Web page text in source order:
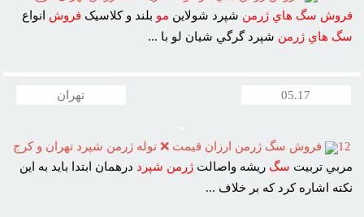
فروش سگ هاي ژرمن شپرد شولاين مو بلند و کلاسيک فروش انواع
سگ هاي ژرمن شپرد گرگي شيان لو با ...
05.17 تهران
12
فروش سگ ژرمن ارزان قيمت ❌ توله ژرمن شپرد تهران و کرج
مربي تربيت سگ ريشه واصالتژرمن شپرد درهمان ابتدا بايد به اين
نکته اشاره کرد که بر خلاف ...